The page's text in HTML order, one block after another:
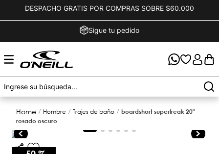
DESPACHO GRATIS POR COMPRAS SOBRE $60.000
Sigue tu pedido
hombre trajes de baño
boardshort superfreak 20"
rosado oscuro